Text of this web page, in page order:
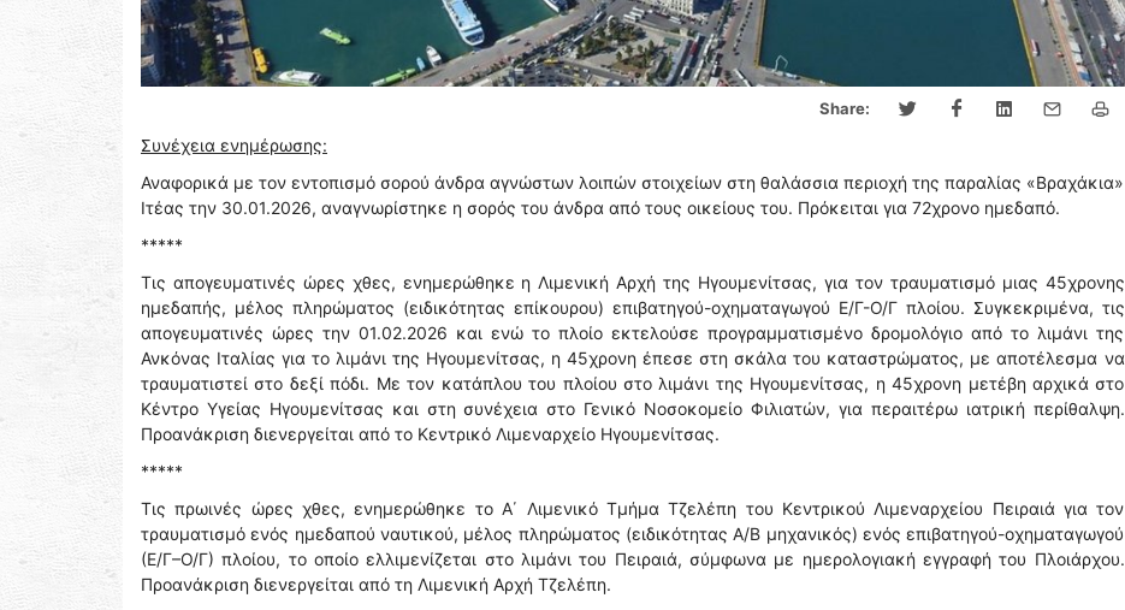
Share:
Συνέχεια ενημέρωσης:
Αναφορικά με τον εντοπισμό σορού άνδρα αγνώστων λοιπών στοιχείων στη θαλάσσια περιοχή της παραλίας «Βραχάκια»
Ιτέας την 30.01.2026, αναγνωρίστηκε η σορός του άνδρα από τους οικείους του. Πρόκειται για 72χρονο ημεδαπό.
*****
Τις απογευματινές ώρες χθες, ενημερώθηκε η Λιμενική Αρχή της Ηγουμενίτσας, για τον τραυματισμό μιας 45χρονης
ημεδαπής, μέλος πληρώματος (ειδικότητας επίκουρου) επιβατηγού-οχηματαγωγού Ε/Γ-Ο/Γ πλοίου. Συγκεκριμένα, τις
απογευματινές ώρες την 01.02.2026 και ενώ το πλοίο εκτελούσε προγραμματισμένο δρομολόγιο από το λιμάνι της
Ανκόνας Ιταλίας για το λιμάνι της Ηγουμενίτσας, η 45χρονη έπεσε στη σκάλα του καταστρώματος, με αποτέλεσμα να
τραυματιστεί στο δεξί πόδι. Με τον κατάπλου του πλοίου στο λιμάνι της Ηγουμενίτσας, η 45χρονη μετέβη αρχικά στο
Κέντρο Υγείας Ηγουμενίτσας και στη συνέχεια στο Γενικό Νοσοκομείο Φιλιατών, για περαιτέρω ιατρική περίθαλψη.
Προανάκριση διενεργείται από το Κεντρικό Λιμεναρχείο Ηγουμενίτσας.
*****
Τις πρωινές ώρες χθες, ενημερώθηκε το Α΄ Λιμενικό Τμήμα Τζελέπη του Κεντρικού Λιμεναρχείου Πειραιά για τον
τραυματισμό ενός ημεδαπού ναυτικού, μέλος πληρώματος (ειδικότητας Α/Β μηχανικός) ενός επιβατηγού-οχηματαγωγού
(Ε/Γ–Ο/Γ) πλοίου, το οποίο ελλιμενίζεται στο λιμάνι του Πειραιά, σύμφωνα με ημερολογιακή εγγραφή του Πλοιάρχου.
Προανάκριση διενεργείται από τη Λιμενική Αρχή Τζελέπη.